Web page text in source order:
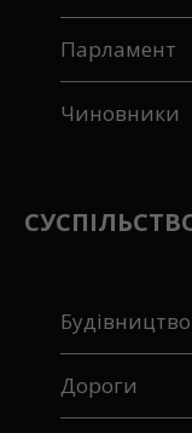
Парламент
Чиновники
Будівництво
Дороги